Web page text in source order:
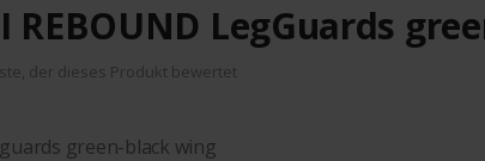
REBOUND LegGuards
der dieses Produkt bewertet
green-black wing